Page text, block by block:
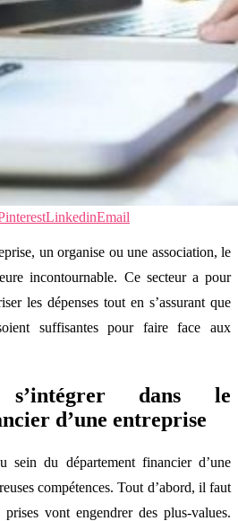
LinkedinEmail
un organise ou une association, le
incontournable. Ce secteur a pour
les dépenses tout en s’assurant que
suffisantes pour faire face aux
dans le
d’une entreprise
sein du département financier d’une
compétences. Tout d’abord, il faut
prises vont engendrer des plus-values.